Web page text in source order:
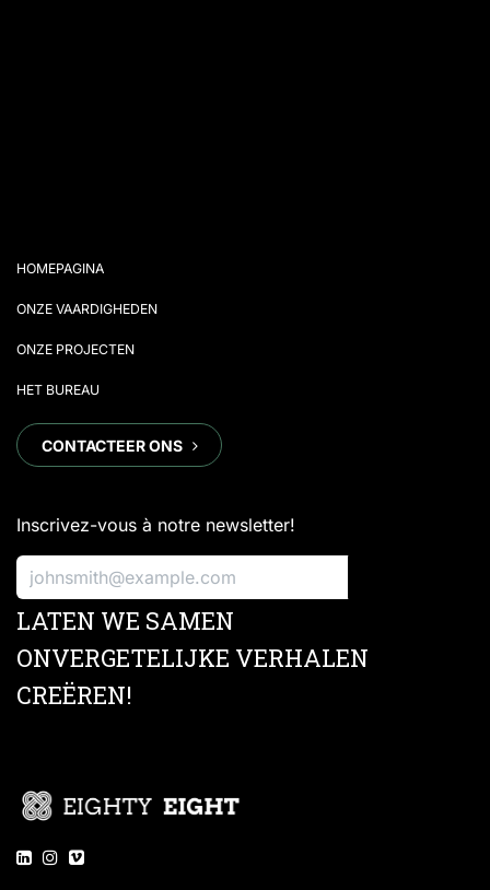
HOMEPAGINA
ONZE VAARDIGHEDEN
ONZE PROJECTEN
HET BUREAU
CONTACTEER ONS
Inscrivez-vous à notre newsletter!
LATEN WE SAMEN
ONVERGETELIJKE VERHALEN
CREËREN!